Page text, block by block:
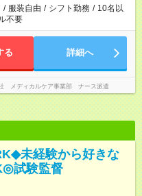
/ 服装自由 / シフト勤務 / 10名以
不要
る 詳細へ
メディカルケア事業部 ナース派遣
未経験から好きな
試験監督